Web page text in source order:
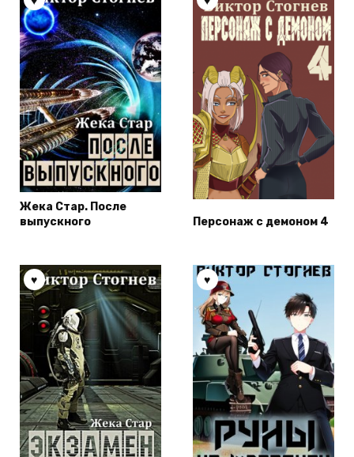
Жека Стар. После
выпускного
Персонаж с демоном 4